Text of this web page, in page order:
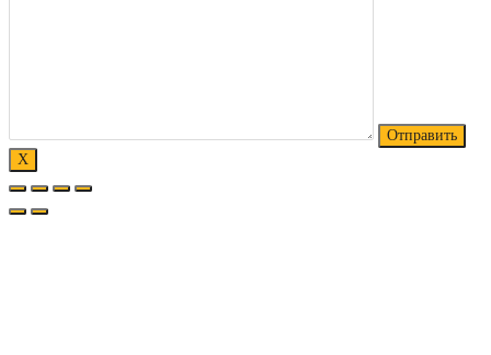
Х